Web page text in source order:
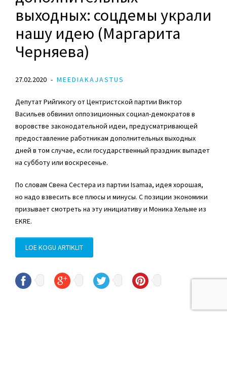
выходных: соцдемы украли
нашу идею (Маргарита
Черняева)
27.02.2020 MEEDIAKAJASTUS
Депутат Рийгикогу от Центристской партии Виктор
Васильев обвинил оппозиционных социал-демократов в
воровстве законодательной идеи, предусматривающей
предоставление работникам дополнительных выходных
дней в том случае, если государственный праздник выпадет
на субботу или воскресенье.
По словам Свена Сестера из партии Isamaa, идея хорошая,
но надо взвесить все плюсы и минусы. С позиции экономики
призывает смотреть на эту инициативу и Моника Хельме из
EKRE.
LOE KOGU ARTIKLIT